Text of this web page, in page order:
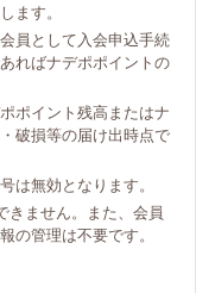
ます。
員として入会申込手続
ればナデポポイントの
ポイント残高またはナ
破損等の届け出時点で
は無効となります。
きません。また、会員
の管理は不要です。